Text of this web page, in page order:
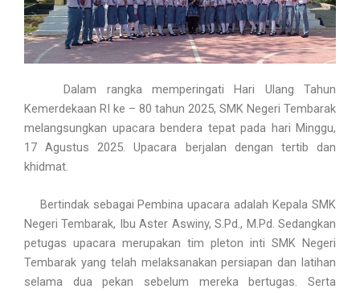
Dalam rangka memperingati Hari Ulang Tahun
Kemerdekaan RI ke – 80 tahun 2025, SMK Negeri Tembarak
melangsungkan upacara bendera tepat pada hari Minggu,
17 Agustus 2025. Upacara berjalan dengan tertib dan
khidmat.
Bertindak sebagai Pembina upacara adalah Kepala SMK
Negeri Tembarak, Ibu Aster Aswiny, S.Pd., M.Pd. Sedangkan
petugas upacara merupakan tim pleton inti SMK Negeri
Tembarak yang telah melaksanakan persiapan dan latihan
selama dua pekan sebelum mereka bertugas. Serta